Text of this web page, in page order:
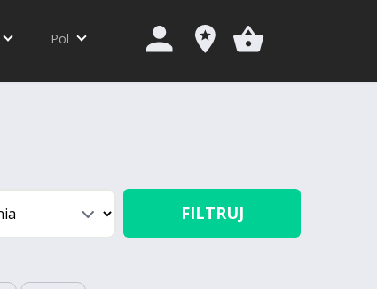
Pol
FILTRUJ